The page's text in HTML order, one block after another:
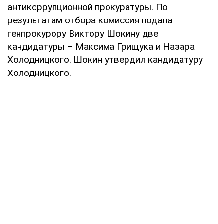
антикоррупционной прокуратуры. По
результатам отбора комиссия подала
генпрокурору Виктору Шокину две
кандидатуры – Максима Грищука и Назара
Холодницкого. Шокин утвердил кандидатуру
Холодницкого.